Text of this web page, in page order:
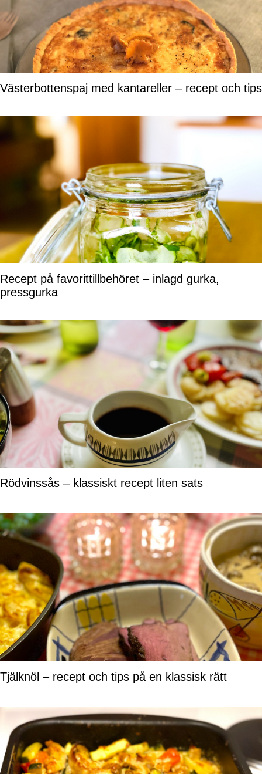
Västerbottenspaj med kantareller – recept och tips
Recept på favorittillbehöret – inlagd gurka,
pressgurka
Rödvinssås – klassiskt recept liten sats
Tjälknöl – recept och tips på en klassisk rätt